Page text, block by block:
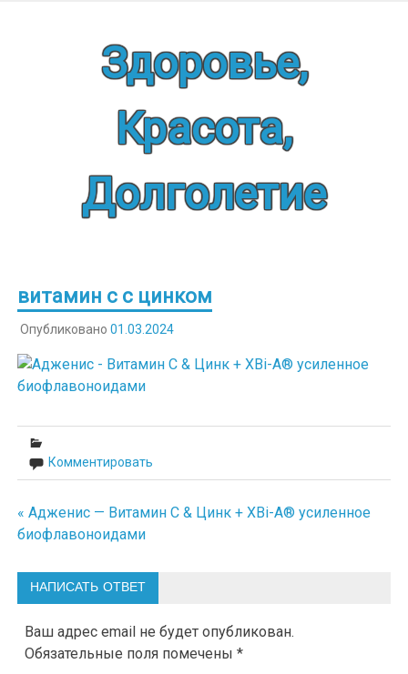
Здоровье,
Красота,
Долголетие
витамин с с цинком
Опубликовано 01.03.2024
Комментировать
Навигация
записям
« Адженис — Витамин С & Цинк + XBi-A® усиленное
биофлавоноидами
НАПИСАТЬ ОТВЕТ
Ваш адрес email не будет опубликован.
Обязательные поля помечены*